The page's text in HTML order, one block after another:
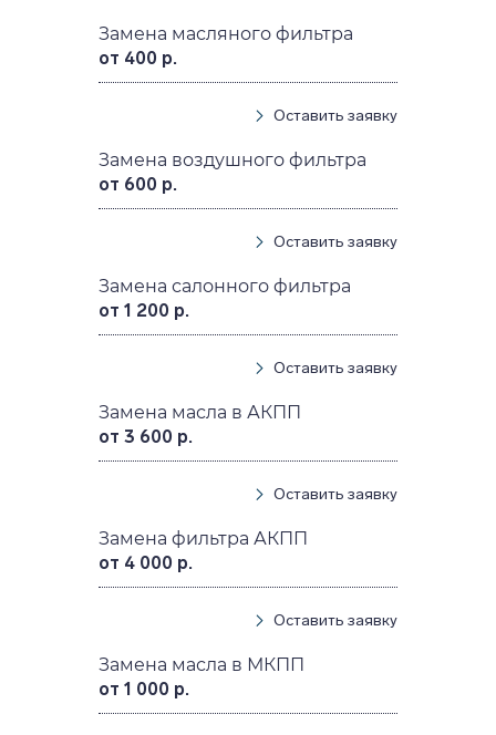
Замена масляного фильтра
от 400 р.
Оставить заявку
Замена воздушного фильтра
от 600 р.
Оставить заявку
Замена салонного фильтра
от 1 200 р.
Оставить заявку
Замена масла в АКПП
от 3 600 р.
Оставить заявку
Замена фильтра АКПП
от 4 000 р.
Оставить заявку
Замена масла в МКПП
от 1 000 р.